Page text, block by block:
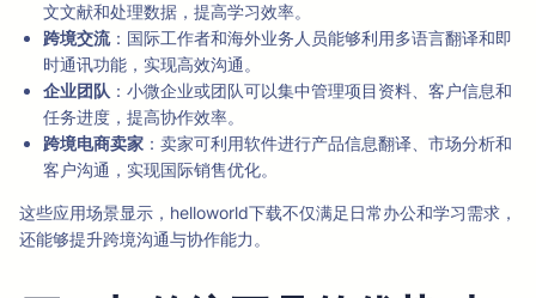
文文献和处理数据，提高学习效率。
跨境交流：国际工作者和海外业务人员能够利用多语言翻译和即
时通讯功能，实现高效沟通。
企业团队 ：小微企业或团队可以集中管理项目资料、客户信息和
任务进度，提高协作效率。
跨境电商卖家 ：卖家可利用软件进行产品信息翻译、市场分析和
客户沟通，实现国际销售优化。
这些应用场景显示，helloworld下载不仅满足日常办公和学习需求，
还能够提升跨境沟通与协作能力。